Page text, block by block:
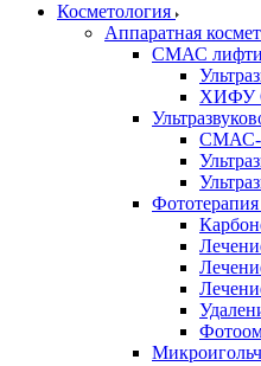
Косметология
Аппаратная
СМАС
ХИФУ
СМАС-